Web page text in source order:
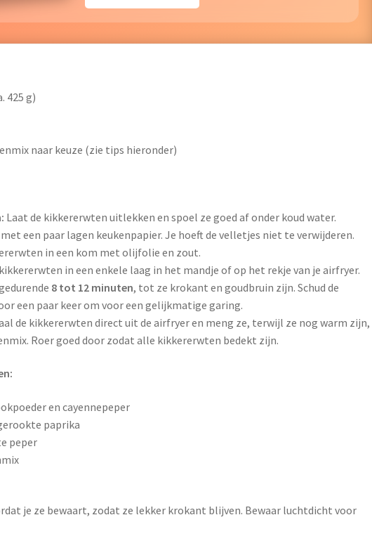
425 g)
naar keuze (zie tips hieronder)
Laat de kikkererwten uitlekken en spoel ze goed af onder koud water.
een paar lagen keukenpapier. Je hoeft de velletjes niet te verwijderen.
in een kom met olijfolie en zout.
in een enkele laag in het mandje of op het rekje van je airfryer.
8 tot 12 minuten, tot ze krokant en goudbruin zijn. Schud de
een paar keer om voor een gelijkmatige garing.
de kikkererwten direct uit de airfryer en meng ze, terwijl ze nog warm zijn,
Roer goed door zodat alle kikkererwten bedekt zijn.
en cayennepeper
paprika
peper
je ze bewaart, zodat ze lekker krokant blijven. Bewaar luchtdicht voor